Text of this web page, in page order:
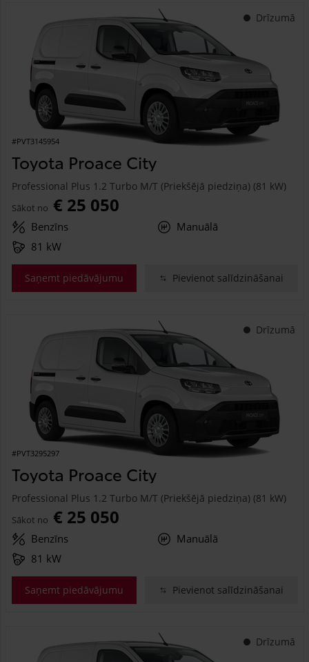
Drīzumā
#PVT3145954
Toyota Proace City
Professional Plus 1.2 Turbo M/T (Priekšējā piedziņa) (81 kW)
Sākot no € 25 050
Benzīns
Manuālā
81 kW
Saņemt piedāvājumu Pievienot salīdzināšanai
Drīzumā
#PVT3295297
Toyota Proace City
Professional Plus 1.2 Turbo M/T (Priekšējā piedziņa) (81 kW)
Sākot no € 25 050
Benzīns
Manuālā
81 kW
Saņemt piedāvājumu Pievienot salīdzināšanai
Drīzumā